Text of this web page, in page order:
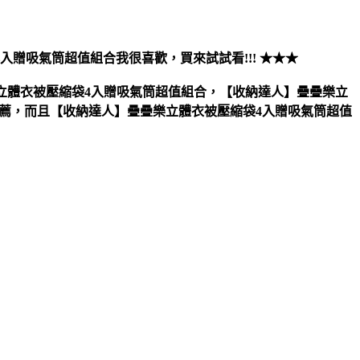
贈吸氣筒超值組合我很喜歡，買來試試看!!! ★★★
衣被壓縮袋4入贈吸氣筒超值組合，【收納達人】疊疊樂立
，而且【收納達人】疊疊樂立體衣被壓縮袋4入贈吸氣筒超值